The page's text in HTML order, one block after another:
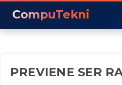
CompuTekni
PREVIENE SER